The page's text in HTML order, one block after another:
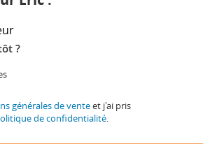
?
générales de venteet j'ai pris
de confidentialité.